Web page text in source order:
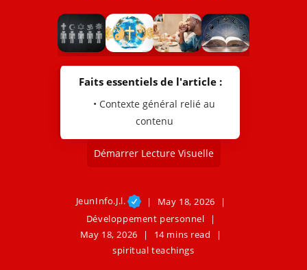
Faits essentiels de l'article :
• Contexte général relié au
contenu
Démarrer Lecture Visuelle
JeunInfo.J.l.
May 18, 2026
Développement personnel
May 18, 2026
14 mins read
spiritual teachings